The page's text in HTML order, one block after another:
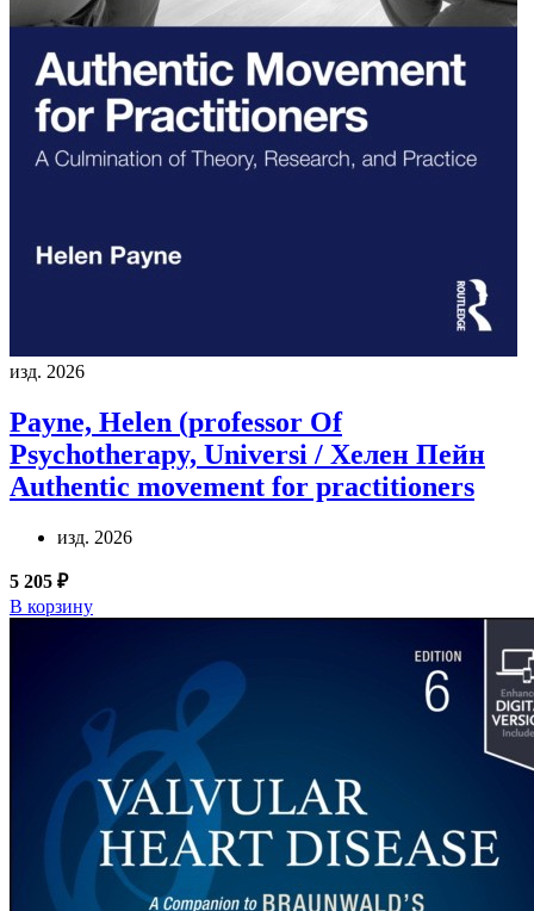
изд. 2026
Payne, Helen (professor Of
Psychotherapy, Universi / Хелен Пейн
Authentic movement for practitioners
изд. 2026
5 205 ₽
В корзину